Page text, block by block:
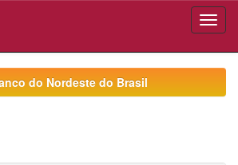
do Nordeste do Brasil